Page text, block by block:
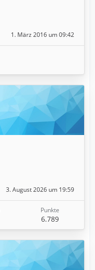
1. März 2016 um 09:42
3. August 2026 um 19:59
Punkte
6.789